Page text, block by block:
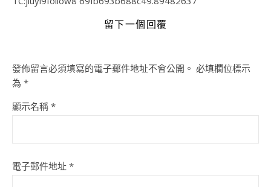
留下一個回覆
發佈留言必須填寫的電子郵件地址不會公開。 必填欄位標示
為 *
顯示名稱 *
電子郵件地址 *